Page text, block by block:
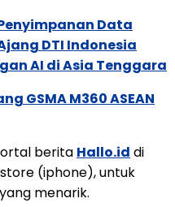
Data
DTI Indonesia
AI di Asia Tenggara
GSMA M360 ASEAN
berita Hallo.id di
(iphone), untuk
menarik.